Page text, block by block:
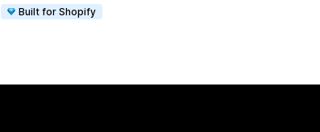
Built for Shopify